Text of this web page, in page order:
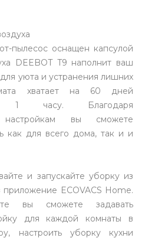
пылесос оснащен капсулой
DEEBOT T9 наполнит ваш
уюта и устранения лишних
хватает на 60 дней
1 часу. Благодаря
настройкам вы сможете
как для всего дома, так и и
и запускайте уборку из
ECOVACS Home.
вы сможете задавать
для каждой комнаты в
настроить уборку кухни